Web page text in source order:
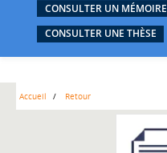
CONSULTER UN MÉMOIRE
CONSULTER UNE THÈSE
Accueil Retour